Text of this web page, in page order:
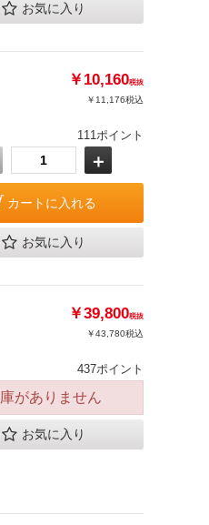
お気に入り
￥10,160税抜
￥11,176税込
111ポイント
＋
カートに入れる
お気に入り
￥39,800税抜
￥43,780税込
437ポイント
がありません
お気に入り